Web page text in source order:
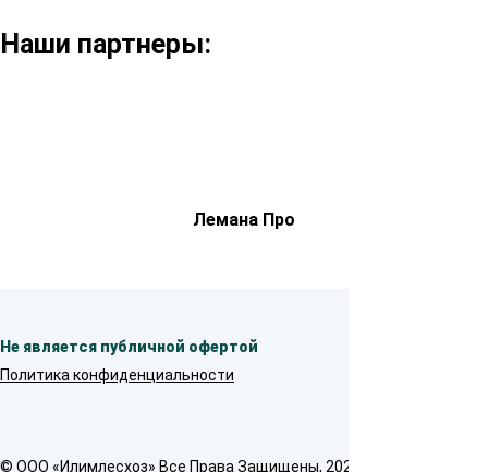
Наши партнеры:
Лемана Про
Не является публичной офертой
Политика конфиденциальности
© OOO «Илимлесхоз» Все Права Защищены, 2026